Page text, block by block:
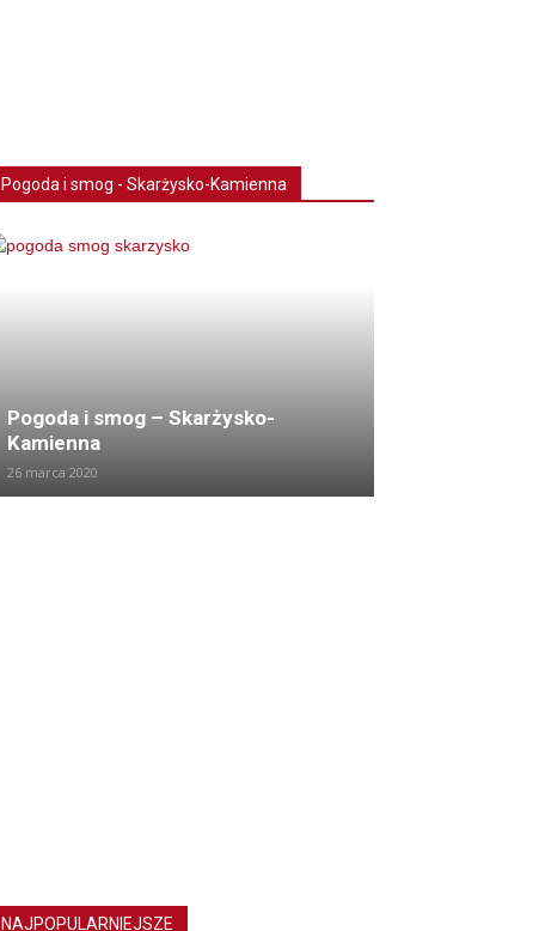
Pogoda i smog - Skarżysko-Kamienna
Pogoda i smog – Skarżysko-
Kamienna
26 marca 2020
NAJPOPULARNIEJSZE